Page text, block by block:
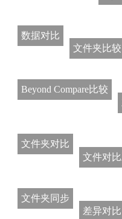
数据对比
文件夹比较
Beyond Compare比较
文件夹对比
文件对
文件夹同步
差异对比